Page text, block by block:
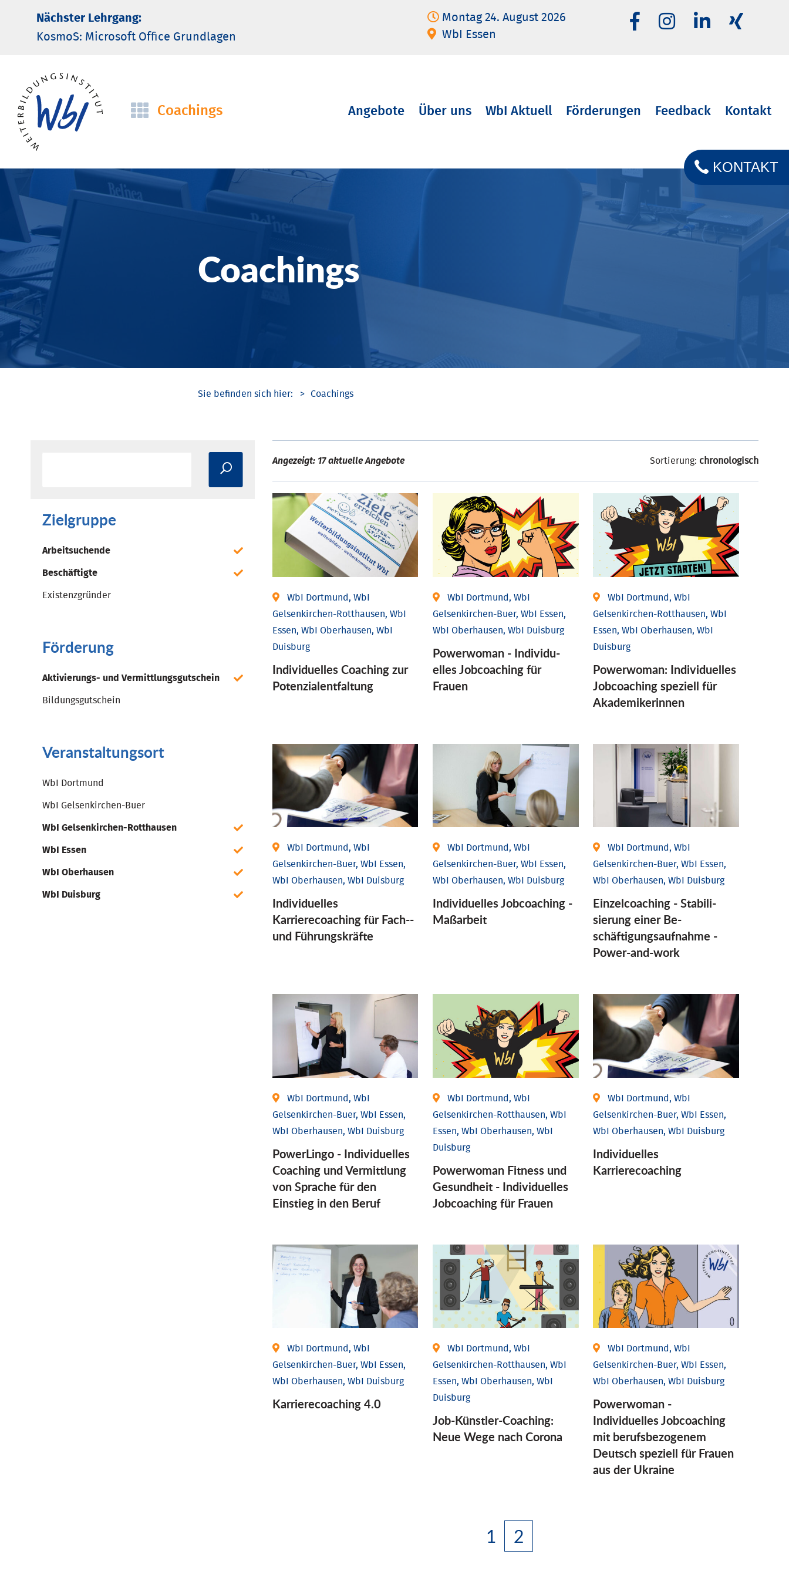
Nächster Lehrgang:
KosmoS: Microsoft Office Grund­lagen
Montag 24. August 2026
WbI Essen
Navigation
Coachings
Navigation
Angebote Über uns WbI Aktuell Förderungen Feedback Kontakt
Coachings
KONTAKT
Coachings
Zielgruppe
Arbeitsuchende
Beschäftigte
Existenzgründer
Förderung
Aktivierungs- und Vermittlungsgutschein
Bildungsgutschein
Veranstaltungsort
WbI Dortmund
WbI Gelsenkirchen-Buer
WbI Gelsenkirchen-Rotthausen
WbI Essen
WbI Oberhausen
WbI Duisburg
Angezeigt: 17 aktuelle Angebote Sortierung: chronologisch
WbI Dortmund, WbI
Gelsenkirchen-Rotthausen, WbI
Essen, WbI Oberhausen, WbI
Duisburg
Individuelles Coaching zur
Potenzialentfaltung
WbI Dortmund, WbI
Gelsenkirchen-Buer, WbI Essen,
WbI Oberhausen, WbI Duisburg
Powerwoman - Individu­
elles Job­coaching für
Frauen
WbI Dortmund, WbI
Gelsenkirchen-Rotthausen, WbI
Essen, WbI Oberhausen, WbI
Duisburg
Powerwoman: Individu­elles
Job­coaching speziell für
Aka­demiker­innen
WbI Dortmund, WbI
Gelsenkirchen-Buer, WbI Essen,
WbI Oberhausen, WbI Duisburg
Individu­elles
Karrierecoaching für Fach-­
und Führungs­kräfte
WbI Dortmund, WbI
Gelsenkirchen-Buer, WbI Essen,
WbI Oberhausen, WbI Duisburg
Individu­elles Job­coaching -
Maßarbeit
WbI Dortmund, WbI
Gelsenkirchen-Buer, WbI Essen,
WbI Oberhausen, WbI Duisburg
Einzel­coaching - Stabili­
sierung einer Be­
schäftigungs­aufnahme -
Power-and-work
WbI Dortmund, WbI
Gelsenkirchen-Buer, WbI Essen,
WbI Oberhausen, WbI Duisburg
PowerLingo - Individuelles
Coaching und Vermittlung
von Sprache für den
Einstieg in den Beruf
WbI Dortmund, WbI
Gelsenkirchen-Rotthausen, WbI
Essen, WbI Oberhausen, WbI
Duisburg
Powerwoman Fitness und
Gesund­heit - Individu­elles
Job­coaching für Frauen
WbI Dortmund, WbI
Gelsenkirchen-Buer, WbI Essen,
WbI Oberhausen, WbI Duisburg
Individu­elles
Karrierecoaching
WbI Dortmund, WbI
Gelsenkirchen-Buer, WbI Essen,
WbI Oberhausen, WbI Duisburg
Karriere­coaching 4.0
WbI Dortmund, WbI
Gelsenkirchen-Rotthausen, WbI
Essen, WbI Oberhausen, WbI
Duisburg
Job-Künstler-Coaching:
Neue Wege nach Corona
WbI Dortmund, WbI
Gelsenkirchen-Buer, WbI Essen,
WbI Oberhausen, WbI Duisburg
Powerwoman -
Individuelles Jobcoaching
mit berufsbezogenem
Deutsch speziell für Frauen
aus der Ukraine
1 2